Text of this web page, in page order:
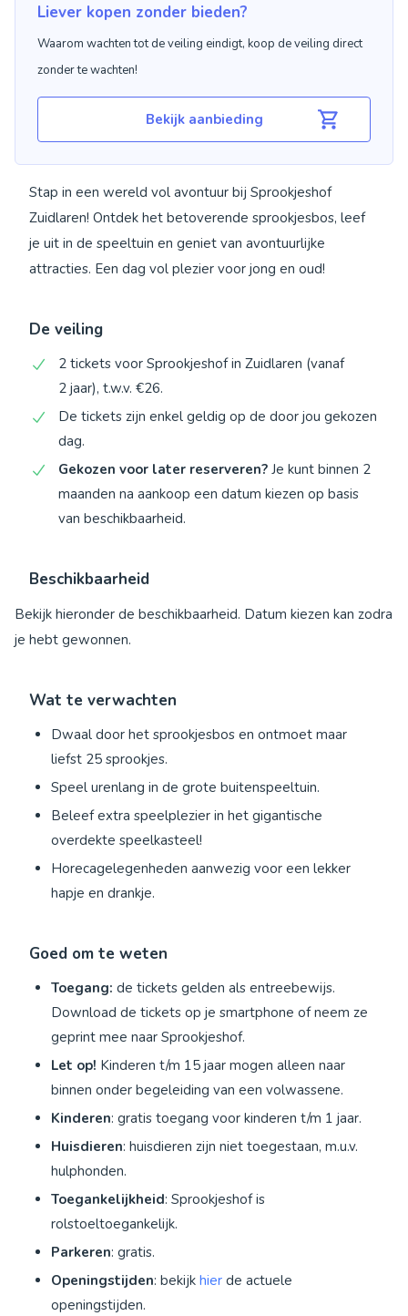
Liever kopen zonder bieden?
Waarom wachten tot de veiling eindigt, koop de veiling direct
zonder te wachten!
Bekijk aanbieding
Stap in een wereld vol avontuur bij Sprookjeshof
Zuidlaren! Ontdek het betoverende sprookjesbos, leef
je uit in de speeltuin en geniet van avontuurlijke
attracties. Een dag vol plezier voor jong en oud!
De veiling
2 tickets voor Sprookjeshof in Zuidlaren (vanaf
2 jaar), t.w.v. €26.
De tickets zijn enkel geldig op de door jou gekozen
dag.
Gekozen voor later reserveren? Je kunt binnen 2
maanden na aankoop een datum kiezen op basis
van beschikbaarheid.
Beschikbaarheid
Bekijk hieronder de beschikbaarheid. Datum kiezen kan zodra
je hebt gewonnen.
Wat te verwachten
Dwaal door het sprookjesbos en ontmoet maar
liefst 25 sprookjes.
Speel urenlang in de grote buitenspeeltuin.
Beleef extra speelplezier in het gigantische
overdekte speelkasteel!
Horecagelegenheden aanwezig voor een lekker
hapje en drankje.
Goed om te weten
Toegang: de tickets gelden als entreebewijs.
Download de tickets op je smartphone of neem ze
geprint mee naar Sprookjeshof.
Let op! Kinderen t/m 15 jaar mogen alleen naar
binnen onder begeleiding van een volwassene.
Kinderen: gratis toegang voor kinderen t/m 1 jaar.
Huisdieren: huisdieren zijn niet toegestaan, m.u.v.
hulphonden.
Toegankelijkheid: Sprookjeshof is
rolstoeltoegankelijk.
Parkeren: gratis.
Openingstijden: bekijk hier de actuele
openingstijden.